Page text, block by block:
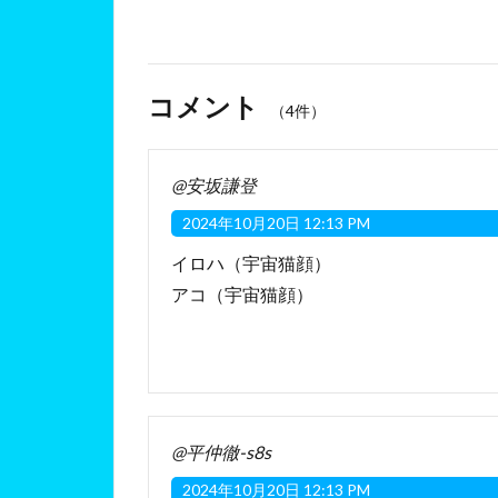
コメント （4件）
@安坂謙登
2024年10月20日 12:13 PM
イロハ（宇宙猫顔）
アコ（宇宙猫顔）
@平仲徹-s8s
2024年10月20日 12:13 PM